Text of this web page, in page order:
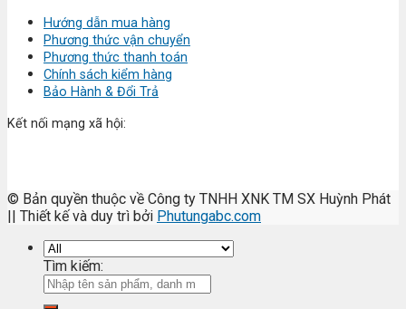
Hướng dẫn mua hàng
Phương thức vận chuyển
Phương thức thanh toán
Chính sách kiểm hàng
Bảo Hành & Đổi Trả
Kết nối mạng xã hội:
© Bản quyền thuộc về Công ty TNHH XNK TM SX Huỳnh Phát
|| Thiết kế và duy trì bởi Phutungabc.com
Tìm kiếm: